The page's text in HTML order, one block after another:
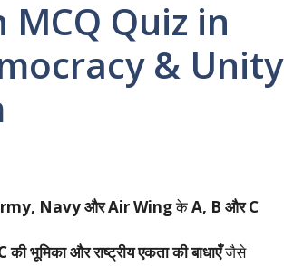
Quiz in
& Unity
Navy और Air WingकेA, B और C
भूमिका और राष्ट्रीय एकता की बाधाएँजैसे